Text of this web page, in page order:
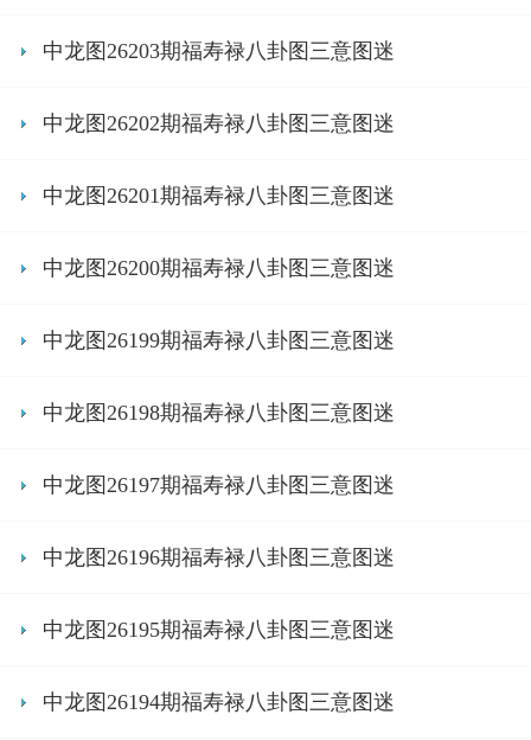
中龙图26203期福寿禄八卦图三意图迷
中龙图26202期福寿禄八卦图三意图迷
中龙图26201期福寿禄八卦图三意图迷
中龙图26200期福寿禄八卦图三意图迷
中龙图26199期福寿禄八卦图三意图迷
中龙图26198期福寿禄八卦图三意图迷
中龙图26197期福寿禄八卦图三意图迷
中龙图26196期福寿禄八卦图三意图迷
中龙图26195期福寿禄八卦图三意图迷
中龙图26194期福寿禄八卦图三意图迷